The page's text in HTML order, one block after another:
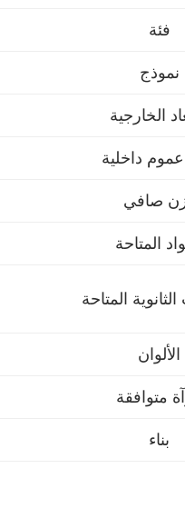
فئة
نموذج
الخارجية
عموم داخلية
صافي
المتاحة
المتاحة
الألوان
متوافقة
بناء